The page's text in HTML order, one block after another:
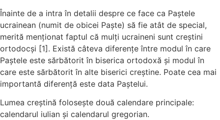
Înainte de a intra în detalii despre ce face ca Paștele
ucrainean (numit de obicei Paște) să fie atât de special,
merită menționat faptul că mulți ucraineni sunt creștini
ortodocși [1]. Există câteva diferențe între modul în care
Paștele este sărbătorit în biserica ortodoxă și modul în
care este sărbătorit în alte biserici creștine. Poate cea mai
importantă diferență este data Paștelui.
Lumea creștină folosește două calendare principale:
calendarul iulian și calendarul gregorian.